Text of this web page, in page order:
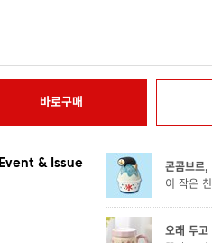
바로구매
Event & Issue 콘콤브르
이 작은
오래 두고